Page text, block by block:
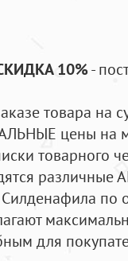
10%-
товара на
цены на
товарного
по
для